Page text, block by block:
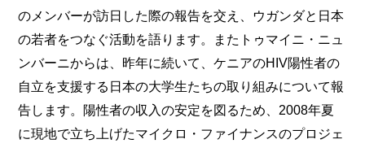
のメンバーが訪日した際の報告を交え、ウガンダと日本
の若者をつなぐ活動を語ります。またトゥマイニ・ニュ
ンバーニからは、昨年に続いて、ケニアのHIV陽性者の
自立を支援する日本の大学生たちの取り組みについて報
告します。陽性者の収入の安定を図るため、2008年夏
に現地で立ち上げたマイクロ・ファイナンスのプロジェ